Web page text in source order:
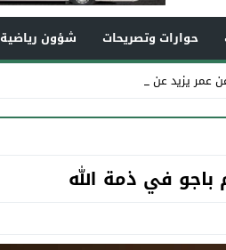
حوارات وتصريحات شؤون رياضية
عن 110سنة ف_
في ذمة الله